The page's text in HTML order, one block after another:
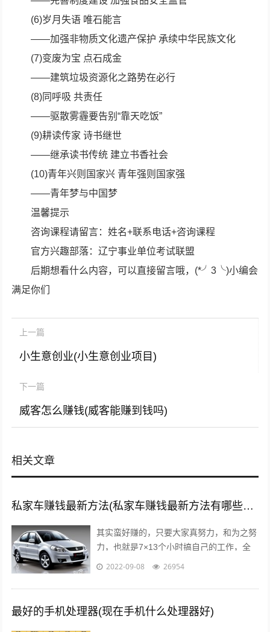
(6)岁月失语 唯石能言
——加强非物质文化遗产保护 承续中华民族文化
(7)变废为宝 点石成金
——建筑垃圾资源化之路势在必行
(8)同呼吸 共责任
——驱散雾霾要告别“靠天吃饭”
(9)耕读传家 诗书继世
——继承读书传统 建立书香社会
(10)青年兴则国家兴 青年强则国家强
——青年梦与中国梦
温馨提示
咨询课程请留言：姓名+联系电话+咨询课程
官方兴趣部落：辽宁事业单位考试联盟
后期想看什么内容，可以直接留言哦，(*╯3╰)小编会
满足你们
上一篇
小生意创业(小生意创业项目)
下一篇
威客怎么赚钱(威客能赚到钱吗)
相关文章
私家车赚钱最新方法(私家车赚钱最新方法有哪些?推荐这5种赚钱方法)
其实蛮好赚的，只要大家真努力，和为之努
力，也就是7×13个小时搞自己的工作，全
面性的拼命，那么我们自然就可以赚到钱
2022-09-08 26954
最好的手机处理器(现在手机什么处理器好)